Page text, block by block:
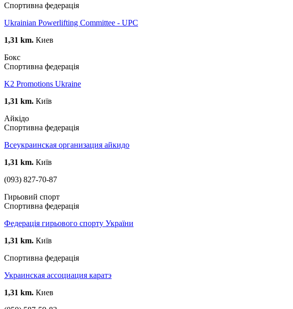
Спортивна федерація
Ukrainian Powerlifting Committee - UPC
1,31 km. Киев
Бокс
Спортивна федерація
K2 Promotions Ukraine
1,31 km. Київ
Айкідо
Спортивна федерація
Всеукраинская организация айкидо
1,31 km. Київ
(093) 827-70-87
Гирьовий спорт
Спортивна федерація
Федерація гирьового спорту України
1,31 km. Київ
Спортивна федерація
Украинская ассоциация каратэ
1,31 km. Киев